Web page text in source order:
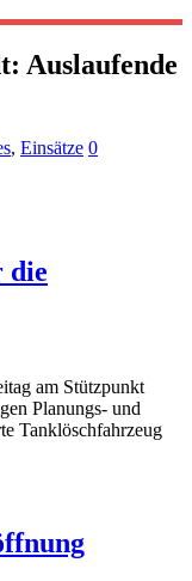
Auslaufende
, Einsätze 0
die
am Stützpunkt
Planungs- und
Tanklöschfahrzeug